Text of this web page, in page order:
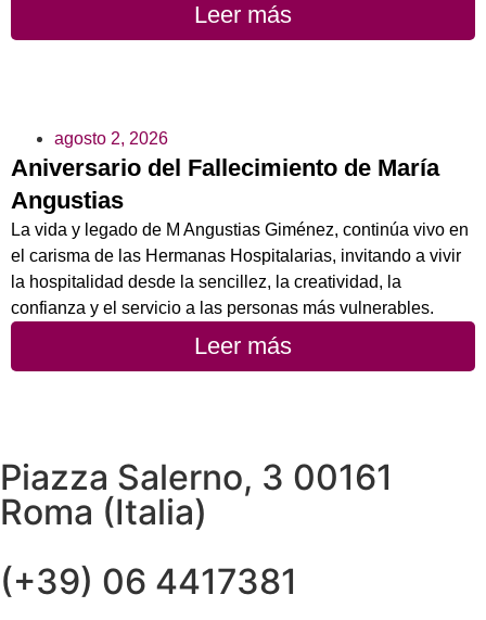
Leer más
agosto 2, 2026
Aniversario del Fallecimiento de María
Angustias
La vida y legado de M Angustias Giménez, continúa vivo en
el carisma de las Hermanas Hospitalarias, invitando a vivir
la hospitalidad desde la sencillez, la creatividad, la
confianza y el servicio a las personas más vulnerables.
Leer más
Piazza Salerno, 3 00161
Roma (Italia)
(+39) 06 4417381